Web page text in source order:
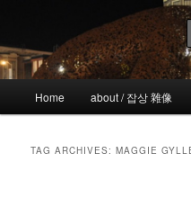
primary
content
secondary
content!wicked
the more I see the less I know
Home about / 잡상 雜像
TAG ARCHIVES:MAGGIE